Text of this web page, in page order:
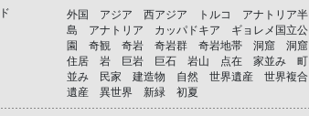
外国 アジア 西アジア トルコ アナトリア半
島 アナトリア カッパドキア ギョレメ国立公
園 奇観 奇岩 奇岩群 奇岩地帯 洞窟 洞窟
住居 岩 巨岩 巨石 岩山 点在 家並み 町
並み 民家 建造物 自然 世界遺産 世界複合
遺産 異世界 新緑 初夏